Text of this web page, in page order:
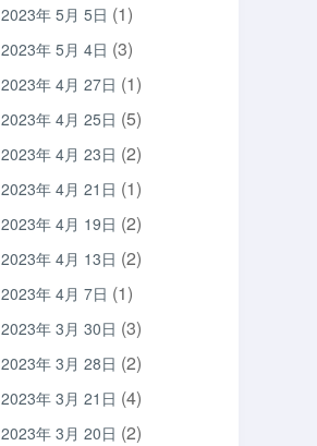
2023年 5月 5日 (1)
2023年 5月 4日 (3)
2023年 4月 27日 (1)
2023年 4月 25日 (5)
2023年 4月 23日 (2)
2023年 4月 21日 (1)
2023年 4月 19日 (2)
2023年 4月 13日 (2)
2023年 4月 7日 (1)
2023年 3月 30日 (3)
2023年 3月 28日 (2)
2023年 3月 21日 (4)
2023年 3月 20日 (2)